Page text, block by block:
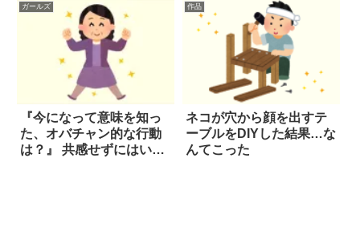
ガールズ
『今になって意味を知っ
た、オバチャン的な行動
は？』 共感せずにはいら
作品
ネコが穴から顔を出すテ
ーブルをDIYした結果…な
んてこった